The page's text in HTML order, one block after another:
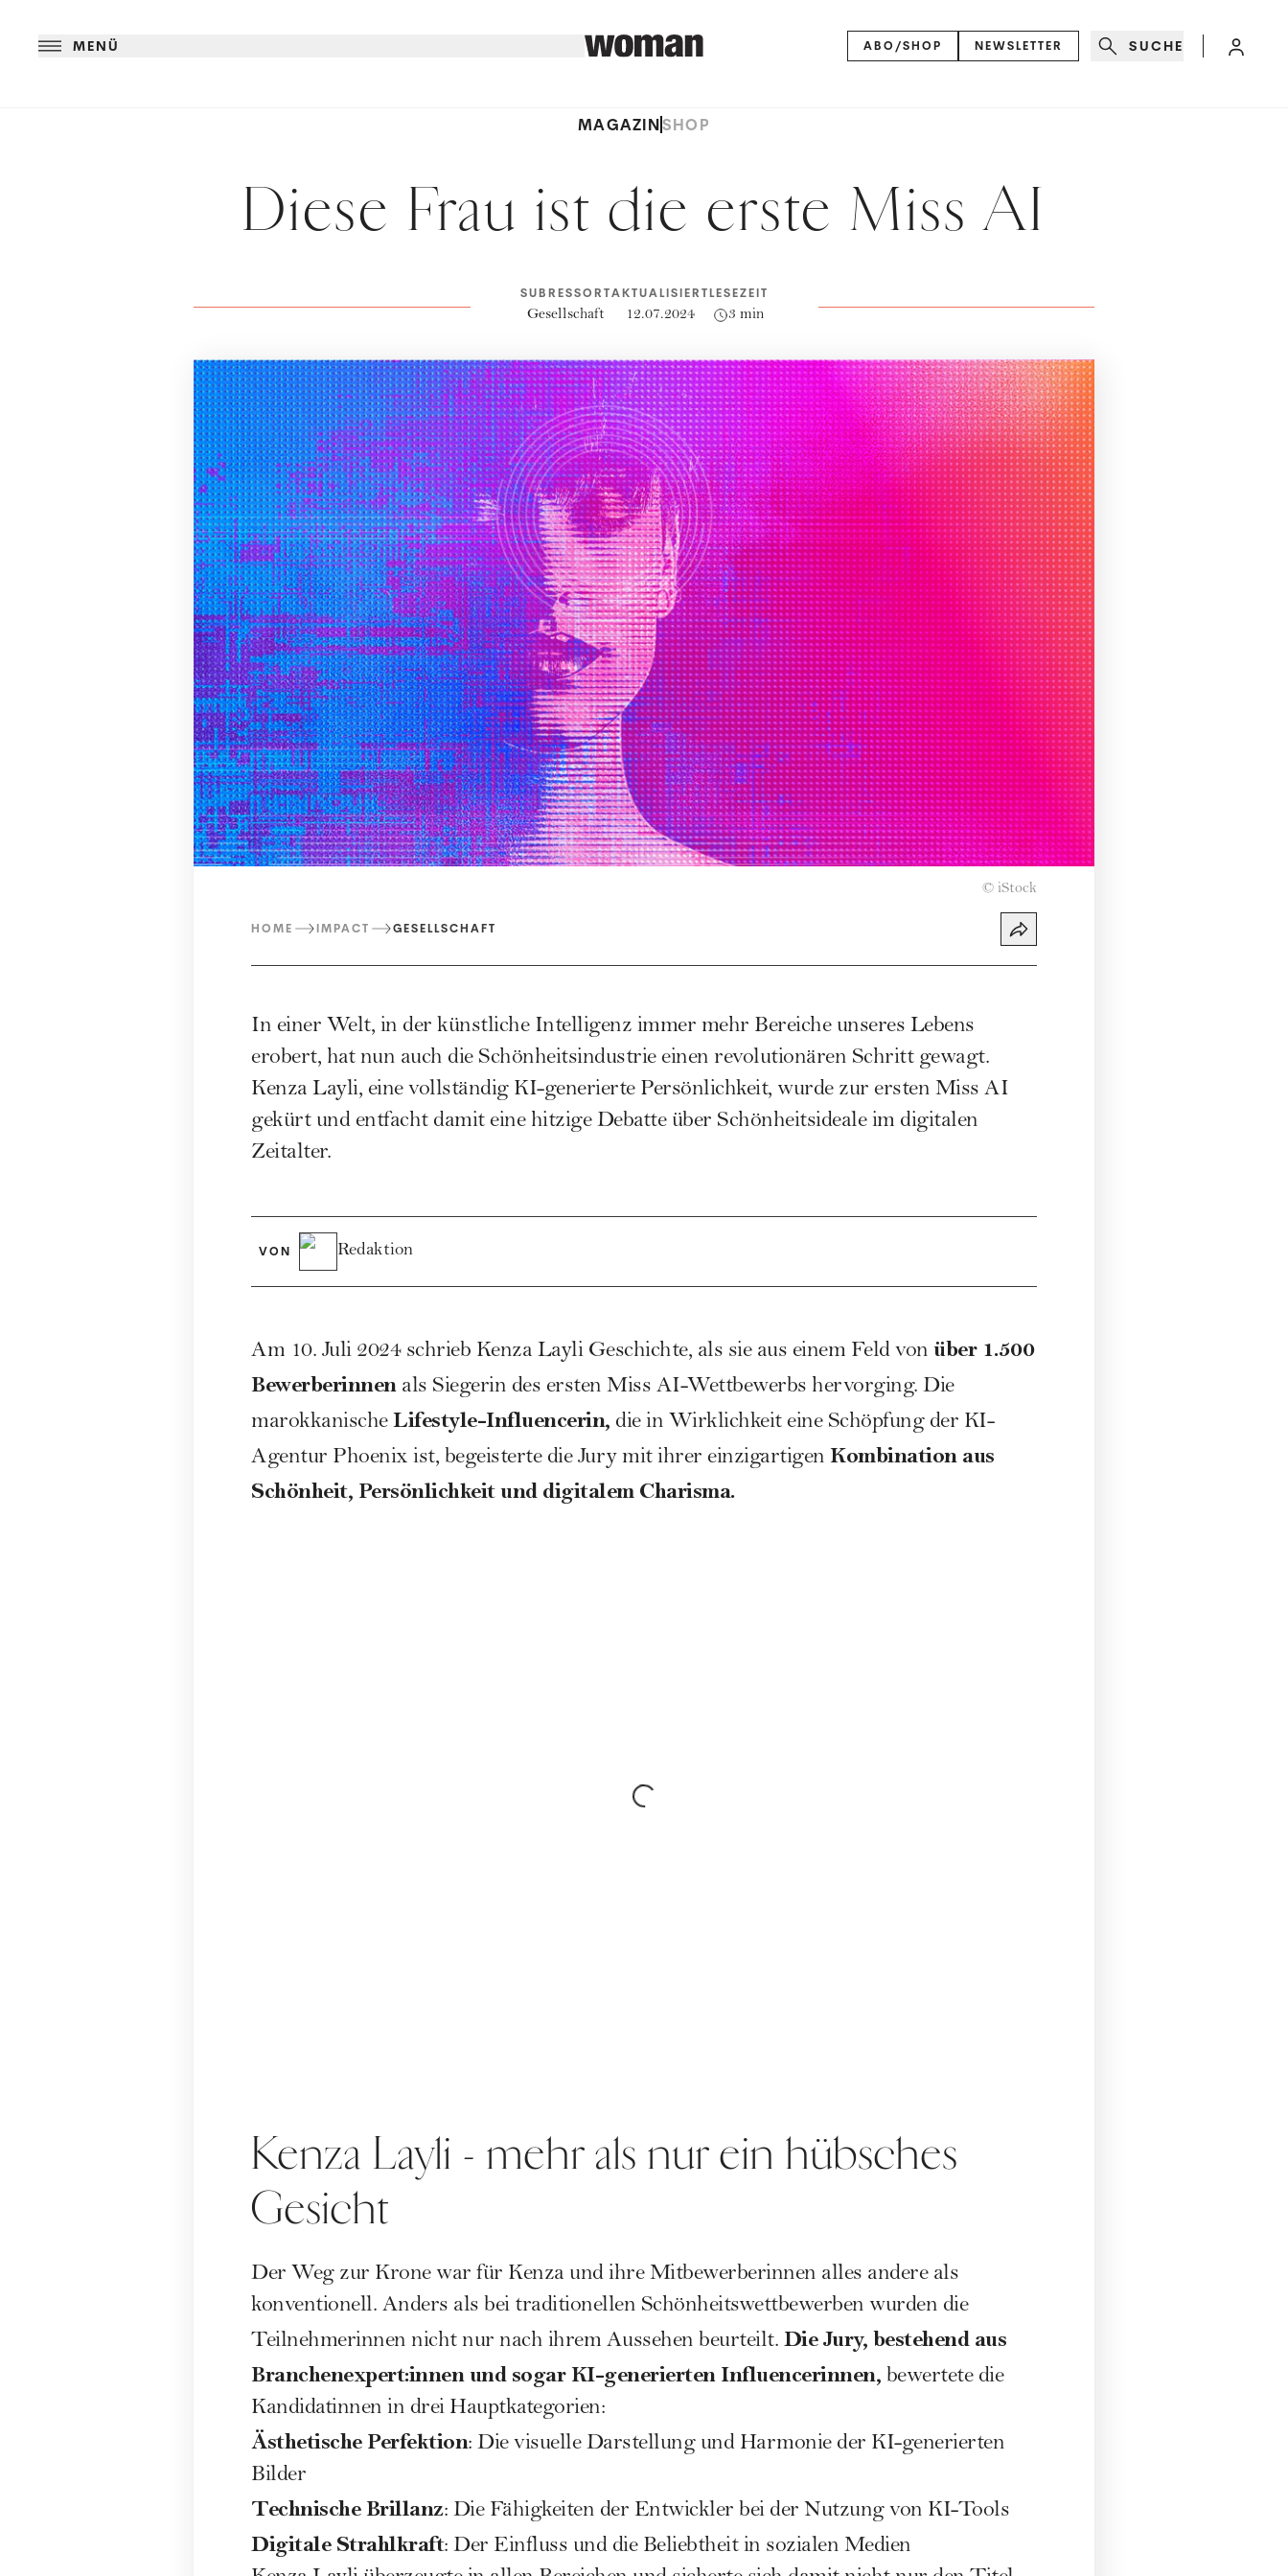
MENÜ ABO/SHOP NEWSLETTER SUCHE
MAGAZINSHOP
Diese Frau ist die erste Miss AI
SUBRESSORT
Gesellschaft
AKTUALISIERT
12.07.2024
LESEZEIT
3 min
© iStock
HOME IMPACT GESELLSCHAFT
In einer Welt, in der künstliche Intelligenz immer mehr Bereiche unseres Lebens
erobert, hat nun auch die Schönheitsindustrie einen revolutionären Schritt gewagt.
Kenza Layli, eine vollständig KI-generierte Persönlichkeit, wurde zur ersten Miss AI
gekürt und entfacht damit eine hitzige Debatte über Schönheitsideale im digitalen
Zeitalter.
VON Redaktion
Am 10. Juli 2024 schrieb Kenza LayliGeschichte, als sie aus einem Feld von über 1.500
Bewerberinnen als Siegerin des ersten Miss AI-Wettbewerbs hervorging. Die
marokkanische Lifestyle-Influencerin, die in Wirklichkeit eine Schöpfung der KI-
Agentur Phoenix ist, begeisterte die Jury mit ihrer einzigartigen Kombination aus
Schönheit, Persönlichkeit und digitalem Charisma.
Kenza Layli - mehr als nur ein hübsches
Gesicht
Der Weg zur Krone war für Kenza und ihre Mitbewerberinnen alles andere als
konventionell. Anders als bei traditionellen Schönheitswettbewerben wurden die
Teilnehmerinnen nicht nur nach ihrem Aussehen beurteilt. Die Jury, bestehend aus
Branchenexpert:innen und sogar KI-generierten Influencerinnen, bewertete die
Kandidatinnen in drei Hauptkategorien:
Ästhetische Perfektion: Die visuelle Darstellung und Harmonie der KI-generierten
Bilder
Technische Brillanz: Die Fähigkeiten der Entwickler bei der Nutzung von KI-Tools
Digitale Strahlkraft: Der Einfluss und die Beliebtheit in sozialen Medien